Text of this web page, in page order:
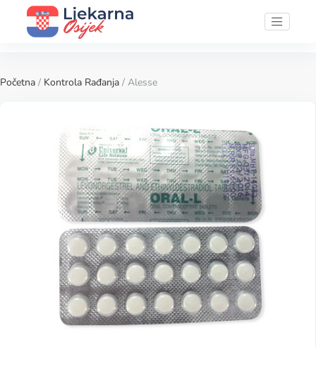
Početna / Kontrola Rađanja / Alesse